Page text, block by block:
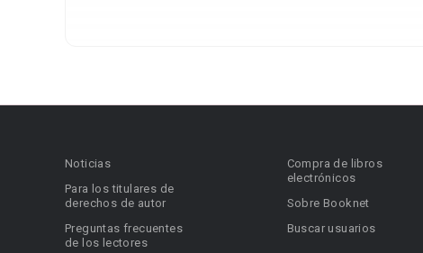
Noticias
Para los titulares de
derechos de autor
Preguntas frecuentes
de los lectores
Compra de libros
electrónicos
Sobre Booknet
Buscar usuarios